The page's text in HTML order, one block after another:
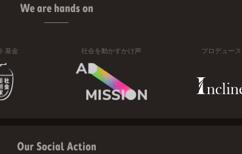
We are hands on
基金 社会を動かすかけ声 プロデュース
Our Social Action